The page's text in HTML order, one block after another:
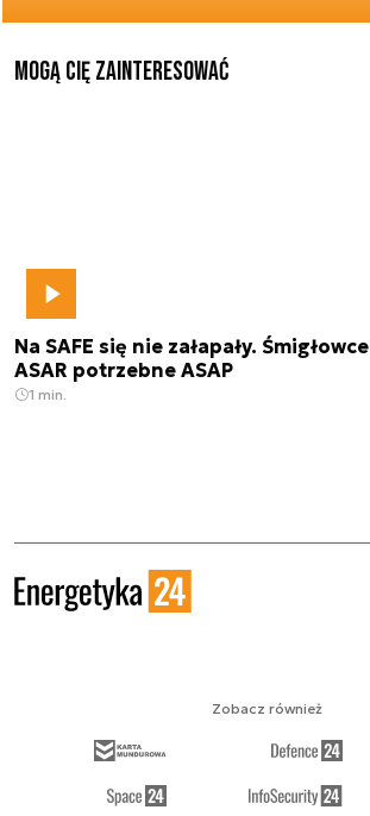
Mogą Cię zainteresować
Na SAFE się nie załapały. Śmigłowce
ASAR potrzebne ASAP
1 min.
Zobacz również